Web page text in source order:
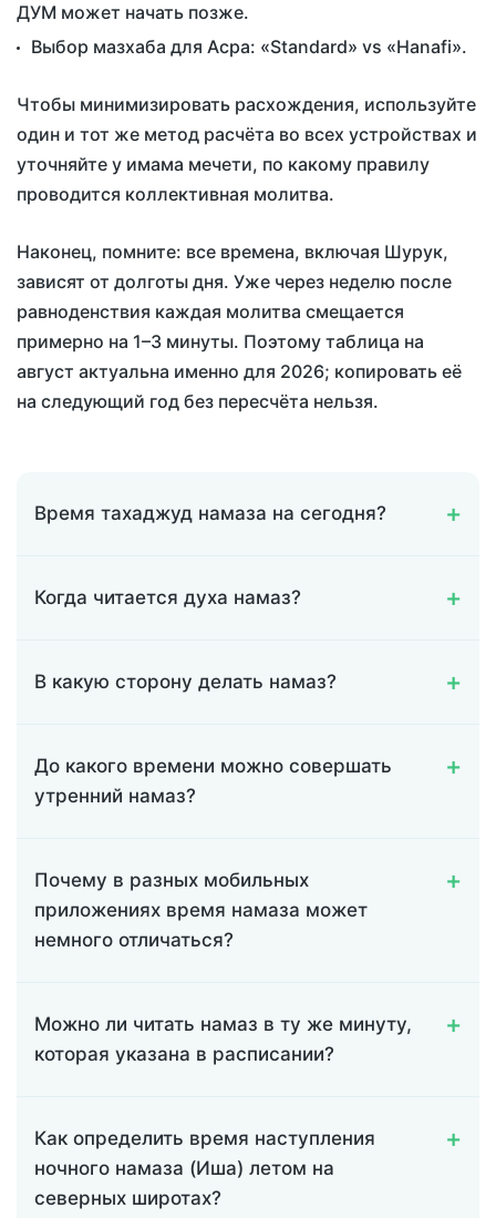
ДУМ может начать позже.
Выбор мазхаба для Асра: «Standard» vs «Hanafi».
Чтобы минимизировать расхождения, используйте
один и тот же метод расчёта во всех устройствах и
уточняйте у имама мечети, по какому правилу
проводится коллективная молитва.
Наконец, помните: все времена, включая Шурук,
зависят от долготы дня. Уже через неделю после
равноденствия каждая молитва смещается
примерно на 1–3 минуты. Поэтому таблица на
август актуальна именно для 2026; копировать её
на следующий год без пересчёта нельзя.
Время тахаджуд намаза на сегодня?
Когда читается духа намаз?
В какую сторону делать намаз?
До какого времени можно совершать
утренний намаз?
Почему в разных мобильных
приложениях время намаза может
немного отличаться?
Можно ли читать намаз в ту же минуту,
которая указана в расписании?
Как определить время наступления
ночного намаза (Иша) летом на
северных широтах?